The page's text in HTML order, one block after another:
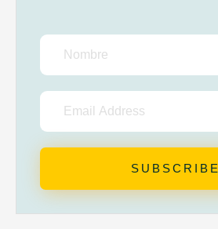
Nombre
Email
Address
SUBSCRIBE